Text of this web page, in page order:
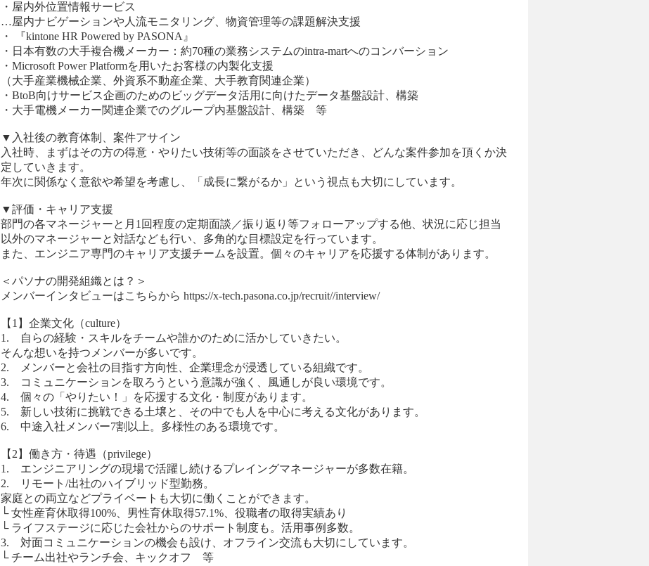
・屋内外位置情報サービス
…屋内ナビゲーションや人流モニタリング、物資管理等の課題解決支援
・ 『kintone HR Powered by PASONA』
・日本有数の大手複合機メーカー：約70種の業務システムのintra-martへのコンバーション
・Microsoft Power Platformを用いたお客様の内製化支援
（大手産業機械企業、外資系不動産企業、大手教育関連企業）
・BtoB向けサービス企画のためのビッグデータ活用に向けたデータ基盤設計、構築
・大手電機メーカー関連企業でのグループ内基盤設計、構築 等
▼入社後の教育体制、案件アサイン
入社時、まずはその方の得意・やりたい技術等の面談をさせていただき、どんな案件参加を頂くか決
定していきます。
年次に関係なく意欲や希望を考慮し、「成長に繋がるか」という視点も大切にしています。
▼評価・キャリア支援
部門の各マネージャーと月1回程度の定期面談／振り返り等フォローアップする他、状況に応じ担当
以外のマネージャーと対話なども行い、多角的な目標設定を行っています。
また、エンジニア専門のキャリア支援チームを設置。個々のキャリアを応援する体制があります。
＜パソナの開発組織とは？＞
メンバーインタビューはこちらから https://x-tech.pasona.co.jp/recruit//interview/
【1】企業文化（culture）
1. 自らの経験・スキルをチームや誰かのために活かしていきたい。
そんな想いを持つメンバーが多いです。
2. メンバーと会社の目指す方向性、企業理念が浸透している組織です。
3. コミュニケーションを取ろうという意識が強く、風通しが良い環境です。
4. 個々の「やりたい！」を応援する文化・制度があります。
5. 新しい技術に挑戦できる土壌と、その中でも人を中心に考える文化があります。
6. 中途入社メンバー7割以上。多様性のある環境です。
【2】働き方・待遇（privilege）
1. エンジニアリングの現場で活躍し続けるプレイングマネージャーが多数在籍。
2. リモート/出社のハイブリッド型勤務。
家庭との両立などプライベートも大切に働くことができます。
└ 女性産育休取得100%、男性育休取得57.1%、役職者の取得実績あり
└ ライフステージに応じた会社からのサポート制度も。活用事例多数。
3. 対面コミュニケーションの機会も設け、オフライン交流も大切にしています。
└ チーム出社やランチ会、キックオフ 等